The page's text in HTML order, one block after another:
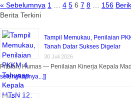
« Sebelumnya 1 4 5 6 7 8 156
Berita Terkini
Tampil Memukau, Penilaian
Tanah Datar Sukses Digelar
30 Juli 2026
Pitalah, Humas — Penilaian Kinerja Kepala
selengkapnya...]]